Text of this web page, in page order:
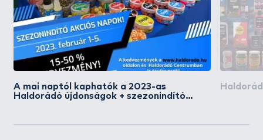
A mai naptól kaphatók a 2023-as
Haldorádó újdonságok + szezonindító